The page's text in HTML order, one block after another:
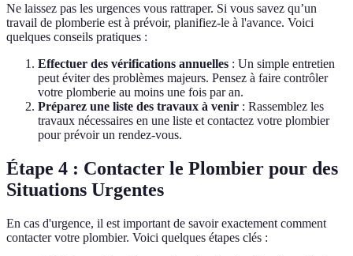
Ne laissez pas les urgences vous rattraper. Si vous savez qu’un
travail de plomberie est à prévoir, planifiez-le à l'avance. Voici
quelques conseils pratiques :
Effectuer des vérifications annuelles : Un simple entretien
peut éviter des problèmes majeurs. Pensez à faire contrôler
votre plomberie au moins une fois par an.
Préparez une liste des travaux à venir : Rassemblez les
travaux nécessaires en une liste et contactez votre plombier
pour prévoir un rendez-vous.
Étape 4 : Contacter le Plombier pour des
Situations Urgentes
En cas d'urgence, il est important de savoir exactement comment
contacter votre plombier. Voici quelques étapes clés :